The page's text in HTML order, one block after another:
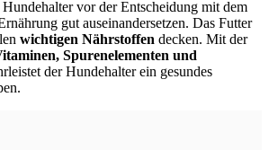
vor der Entscheidung mit dem
gut auseinandersetzen. Das Futter
wichtigen Nährstoffen decken. Mit der
Spurenelementen und
der Hundehalter ein gesundes